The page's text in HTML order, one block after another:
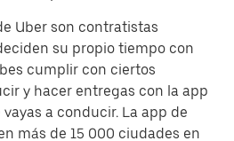
Uber son contratistas
su propio tiempo con
cumplir con ciertos
y hacer entregas con la app
a conducir. La app de
más de 15 000 ciudades en